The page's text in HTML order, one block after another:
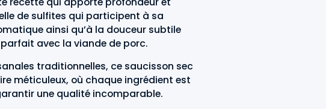
de sulfites qui participent à sa
ainsi qu’à la douceur subtile
avec la viande de porc.
traditionnelles, ce saucisson sec
méticuleux, où chaque ingrédient est
une qualité incomparable.